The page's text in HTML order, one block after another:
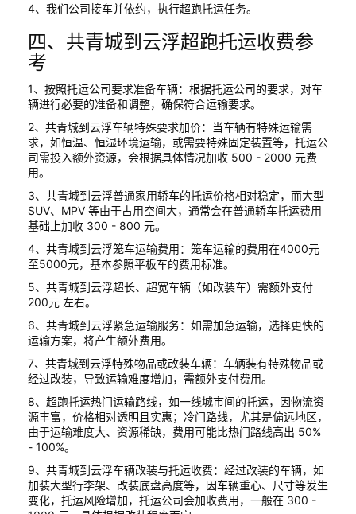
4、我们公司接车并依约，执行超跑托运任务。
四、共青城到云浮超跑托运收费参
考
1、按照托运公司要求准备车辆：根据托运公司的要求，对车
辆进行必要的准备和调整，确保符合运输要求。
2、共青城到云浮车辆特殊要求加价：当车辆有特殊运输需
求，如恒温、恒湿环境运输，或需要特殊固定装置等，托运公
司需投入额外资源，会根据具体情况加收 500 - 2000 元费
用。
3、共青城到云浮普通家用轿车的托运价格相对稳定，而大型
SUV、MPV 等由于占用空间大，通常会在普通轿车托运费用
基础上加收 300 - 800 元。
4、共青城到云浮笼车运输费用：笼车运输的费用在4000元
至5000元，基本参照平板车的费用标准。
5、共青城到云浮超长、超宽车辆（如改装车）需额外支付
200元 左右。
6、共青城到云浮紧急运输服务：如需加急运输，选择更快的
运输方案，将产生额外费用。
7、共青城到云浮特殊物品或改装车辆：车辆装有特殊物品或
经过改装，导致运输难度增加，需额外支付费用。
8、超跑托运热门运输路线，如一线城市间的托运，因物流资
源丰富，价格相对透明且实惠；冷门路线，尤其是偏远地区，
由于运输难度大、资源稀缺，费用可能比热门路线高出 50%
- 100%。
9、共青城到云浮车辆改装与托运收费：经过改装的车辆，如
加装大型行李架、改装底盘高度等，因车辆重心、尺寸等发生
变化，托运风险增加，托运公司会加收费用，一般在 300 -